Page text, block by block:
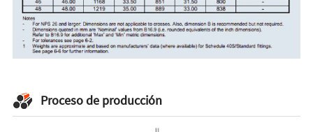
Proceso de producción